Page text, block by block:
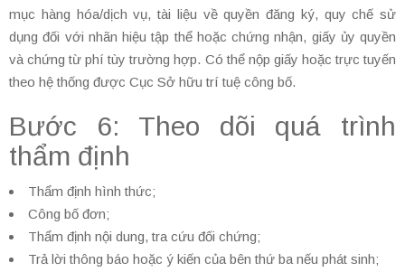
mục hàng hóa/dịch vụ, tài liệu về quyền đăng ký, quy chế sử
dụng đối với nhãn hiệu tập thể hoặc chứng nhận, giấy ủy quyền
và chứng từ phí tùy trường hợp. Có thể nộp giấy hoặc trực tuyến
theo hệ thống được Cục Sở hữu trí tuệ công bố.
Bước 6: Theo dõi quá trình
thẩm định
Thẩm định hình thức;
Công bố đơn;
Thẩm định nội dung, tra cứu đối chứng;
Trả lời thông báo hoặc ý kiến của bên thứ ba nếu phát sinh;